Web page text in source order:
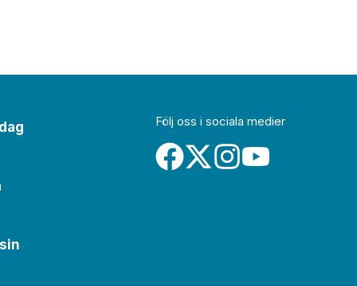
Följ oss i sociala medier